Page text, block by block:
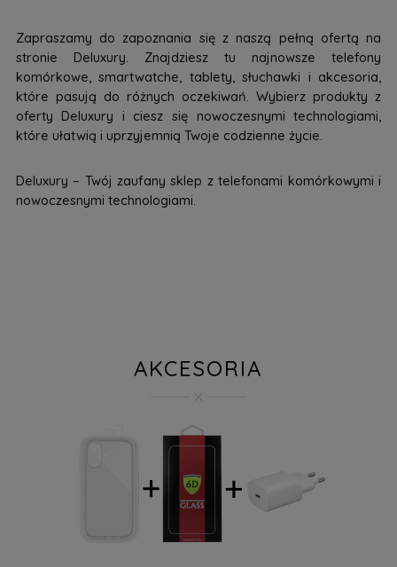
Zapraszamy do zapoznania się z naszą pełną ofertą na
stronie Deluxury. Znajdziesz tu najnowsze telefony
komórkowe, smartwatche, tablety, słuchawki i akcesoria,
które pasują do różnych oczekiwań. Wybierz produkty z
oferty Deluxury i ciesz się nowoczesnymi technologiami,
które ułatwią i uprzyjemnią Twoje codzienne życie.
Deluxury – Twój zaufany sklep z telefonami komórkowymi i
nowoczesnymi technologiami.
AKCESORIA